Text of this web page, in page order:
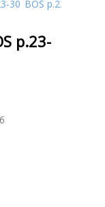
р.23-